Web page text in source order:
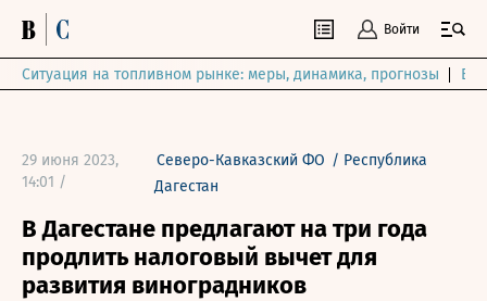
Войти
Ситуация на топливном рынке: меры, динамика, прогнозы
29 июня 2023,
14:01 /
Северо-Кавказский ФО / Республика
Дагестан
В Дагестане предлагают на три года
продлить налоговый вычет для
развития виноградников